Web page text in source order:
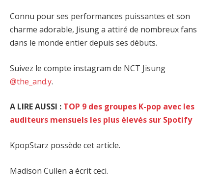
Connu pour ses performances puissantes et son
charme adorable, Jisung a attiré de nombreux fans
dans le monde entier depuis ses débuts.
Suivez le compte instagram de NCT Jisung
@the_and.y.
A LIRE AUSSI : TOP 9 des groupes K-pop avec les
auditeurs mensuels les plus élevés sur Spotify
KpopStarz possède cet article.
Madison Cullen a écrit ceci.